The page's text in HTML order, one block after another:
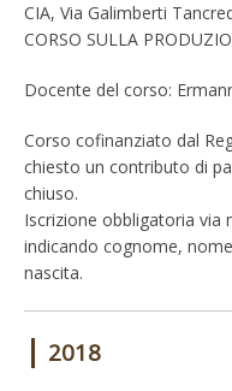
CIA, Via Galimberti
CORSO SULLA
Docente del corso:
Corso cofinanziato dal
chiesto un contributo di
chiuso.
Iscrizione obbligatoria via
indicando cognome,
nascita.
| 2018